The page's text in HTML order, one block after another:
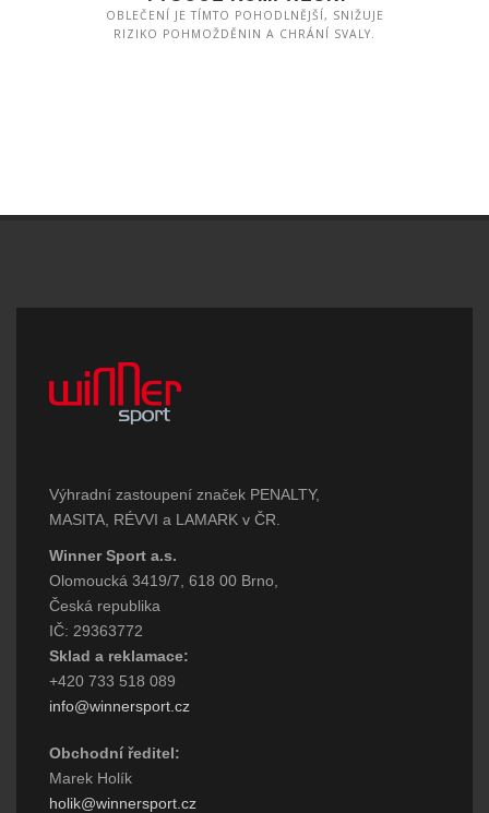
OBLEČENÍ JE TÍMTO POHODLNĚJŠÍ, SNIŽUJE
RIZIKO POHMOŽDĚNIN A CHRÁNÍ SVALY.
Výhradní zastoupení značek PENALTY,
MASITA, RÉVVI a LAMARK v ČR.
Winner Sport a.s.
Olomoucká 3419/7, 618 00 Brno,
Česká republika
IČ: 29363772
Sklad a reklamace:
+420 733 518 089
info@winnersport.cz
Obchodní ředitel:
Marek Holík
holik@winnersport.cz